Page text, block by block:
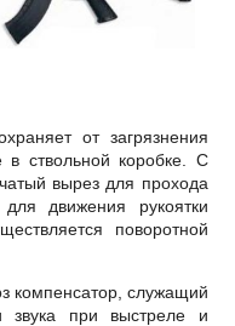
от загрязнения
ствольной коробке. С
вырез для прохода
движения рукоятки
поворотной
компенсатор, служащий
звука при выстреле и